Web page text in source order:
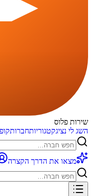
שירות פלוס
השג לי נציגקטגוריותחברות
מצאו את הדרך הקצרה